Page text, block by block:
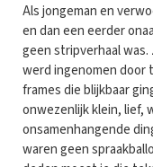
Als jongeman en
en dan een eerder
geen stripverhaal
werd ingenomen door
frames die blijkbaar
onwezenlijk klein, lief,
onsamenhangende
waren geen